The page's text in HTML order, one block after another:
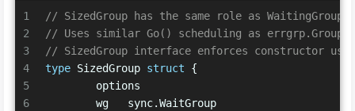
1
2
3
4
5
6
// SizedGroup has the same role as
// Uses similar Go() scheduling as
// SizedGroup interface enforces constructor
type SizedGroup struct {
	options
	wg   sync.WaitGroup